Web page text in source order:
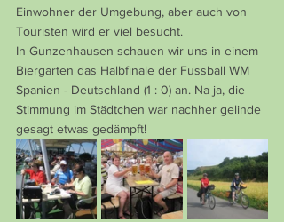
Einwohner der Umgebung, aber auch von
Touristen wird er viel besucht.
In Gunzenhausen schauen wir uns in einem
Biergarten das Halbfinale der Fussball WM
Spanien - Deutschland (1 : 0) an. Na ja, die
Stimmung im Städtchen war nachher gelinde
gesagt etwas gedämpft!